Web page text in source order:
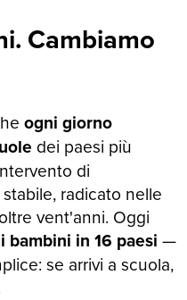
Cambiamo
ogni giorno
dei paesi più
di
radicato nelle
vent'anni. Oggi
in 16 paesi —
se arrivi a scuola,